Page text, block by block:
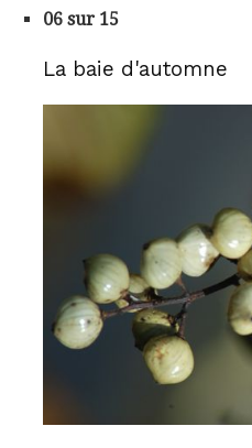
06 sur 15
La baie d'automne